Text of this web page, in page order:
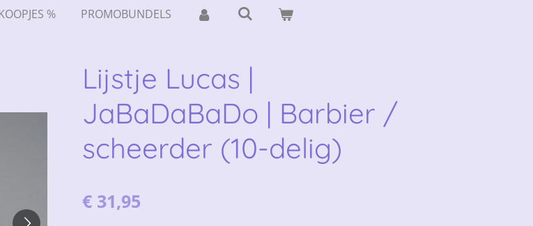
% PROMOBUNDELS
Lijstje Lucas |
JaBaDaBaDo | Barbier /
scheerder (10-delig)
€ 31,95